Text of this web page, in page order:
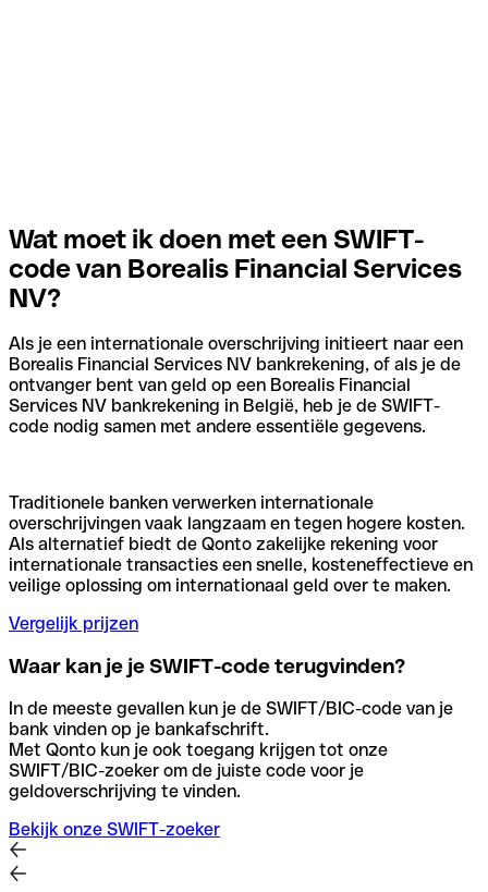
Wat moet ik doen met een SWIFT-
code van Borealis Financial Services
NV?
Als je een internationale overschrijving initieert naar een
Borealis Financial Services NV bankrekening, of als je de
ontvanger bent van geld op een Borealis Financial
Services NV bankrekening in België, heb je de SWIFT-
code nodig samen met andere essentiële gegevens.
Traditionele banken verwerken internationale
overschrijvingen vaak langzaam en tegen hogere kosten.
Als alternatief biedt de Qonto zakelijke rekening voor
internationale transacties een snelle, kosteneffectieve en
veilige oplossing om internationaal geld over te maken.
Vergelijk prijzen
Waar kan je je SWIFT-code terugvinden?
In de meeste gevallen kun je de SWIFT/BIC-code van je
bank vinden op je bankafschrift.
Met Qonto kun je ook toegang krijgen tot onze
SWIFT/BIC-zoeker om de juiste code voor je
geldoverschrijving te vinden.
Bekijk onze SWIFT-zoeker